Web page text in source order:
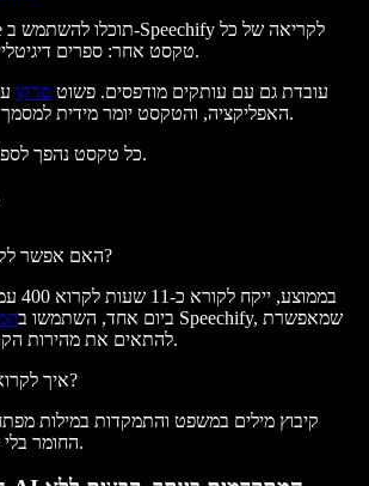
טקסט אחר: ספרים.
Speechify עובדת גם עם עותקים מודפסים. פשוט סרקו
האפליקציה, והטקסט יומר מידית למסמך דיגיטלי שניתן להאזנה.
כל טקסט נהפך לספר שמע.
האם אפשר לקרוא 400 עמודים ביום?
ביום אחד, השתמשו ב
להתאים את מהירות הקריאה ליעילות המרבית.
איך לקרוא מהר בלי לאבד הבנה?
קיבוץ מילים במשפט והתמקדות במילות
החומר בלי לקרוא כל מילה בנפרד.